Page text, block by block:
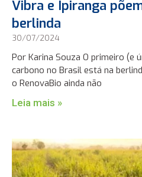
Vibra e Ipiranga
berlinda
30/07/2024
Por Karina Souza O primeiro (e
carbono no Brasil está na
o RenovaBio ainda não
Leia mais »